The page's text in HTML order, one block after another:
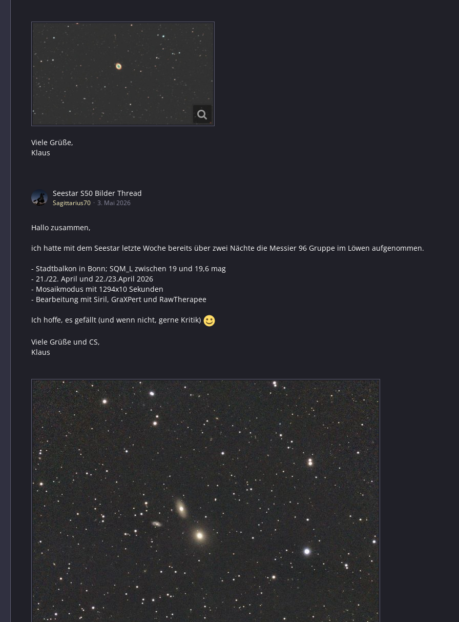
Viele Grüße,
Klaus
Seestar S50 Bilder Thread
Sagittarius70 3. Mai 2026
Hallo zusammen,
ich hatte mit dem Seestar letzte Woche bereits über zwei Nächte die Messier 96 Gruppe im Löwen aufgenommen.
- Stadtbalkon in Bonn; SQM_L zwischen 19 und 19,6 mag
- 21./22. April und 22./23.April 2026
- Mosaikmodus mit 1294x10 Sekunden
- Bearbeitung mit Siril, GraXPert und RawTherapee
Ich hoffe, es gefällt (und wenn nicht, gerne Kritik)
Viele Grüße und CS,
Klaus